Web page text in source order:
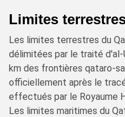
Limites
Les limites terrestres du
délimitées par le traité
km des frontières qataro-
officiellement après le
effectués par le Royaume
Les limites maritimes du